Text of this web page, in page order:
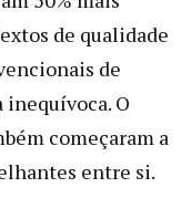
de qualidade
de
O
começaram a
entre si.